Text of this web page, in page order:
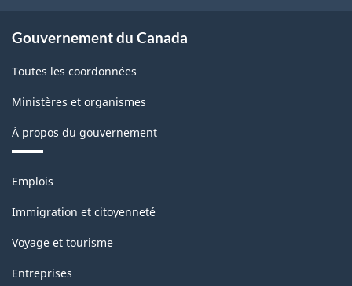
Gouvernement du Canada
Toutes les coordonnées
Ministères et organismes
À propos du gouvernement
Thèmes
sujets
Emplois
Immigration et citoyenneté
Voyage et tourisme
Entreprises